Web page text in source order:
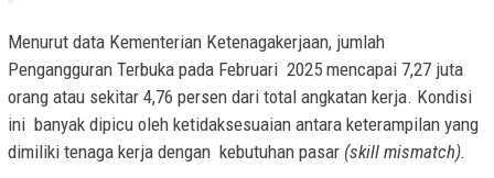
Menurut data Kementerian Ketenagakerjaan, jumlah
Pengangguran Terbuka pada Februari 2025 mencapai 7,27 juta
orang atau sekitar 4,76 persen dari total angkatan kerja. Kondisi
ini banyak dipicu oleh ketidaksesuaian antara keterampilan yang
dimiliki tenaga kerja dengan kebutuhan pasar (skill mismatch).